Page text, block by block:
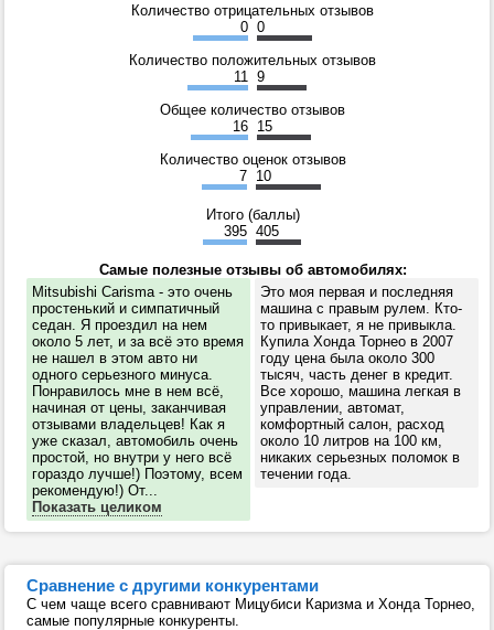
Количество отрицательных отзывов
0 0
Количество положительных отзывов
11
9
Общее количество отзывов
16 15
Количество оценок отзывов
7 10
Итого (баллы)
395 405
Самые полезные отзывы об автомобилях:
Mitsubishi Carisma - это очень
простенький и симпатичный
седан. Я проездил на нем
около 5 лет, и за всё это время
не нашел в этом авто ни
одного серьезного минуса.
Понравилось мне в нем всё,
начиная от цены, заканчивая
отзывами владельцев! Как я
уже сказал, автомобиль очень
простой, но внутри у него всё
гораздо лучше!) Поэтому, всем
рекомендую!) От...
Показать целиком
Это моя первая и последняя
машина с правым рулем. Кто-
то привыкает, я не привыкла.
Купила Хонда Торнео в 2007
году цена была около 300
тысяч, часть денег в кредит.
Все хорошо, машина легкая в
управлении, автомат,
комфортный салон, расход
около 10 литров на 100 км,
никаких серьезных поломок в
течении года.
Сравнение с другими конкурентами
С чем чаще всего сравнивают Мицубиси Каризма и Хонда Торнео,
самые популярные конкуренты.